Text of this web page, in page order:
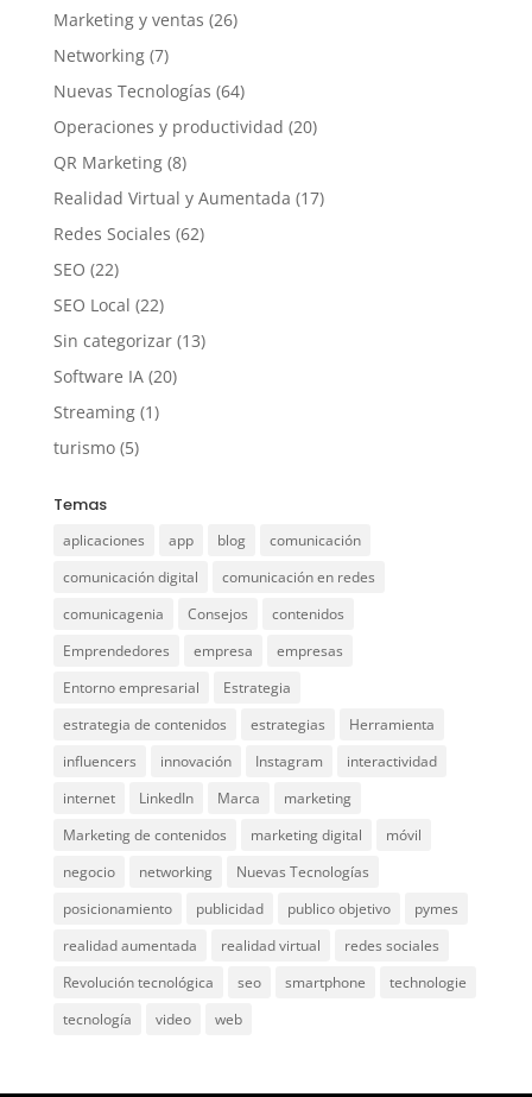
Marketing y ventas (26)
Networking(7)
Nuevas Tecnologías (64)
Operaciones y productividad (20)
QR Marketing(8)
Realidad Virtual y Aumentada (17)
Redes Sociales (62)
SEO (22)
SEO Local (22)
Sin categorizar(13)
Software IA(20)
Streaming(1)
turismo(5)
Temas
aplicaciones app blog
comunicación
comunicación digital
comunicación en redes
comunicagenia
Consejos
contenidos
Emprendedores
empresa
empresas
Entorno empresarial
Estrategia
estrategia de contenidos
estrategias
Herramienta
influencers
innovación Instagram
interactividad
internet
LinkedIn Marca
marketing
Marketing de contenidos
marketing digital
móvil
negocio
networking
Nuevas Tecnologías
posicionamiento
publicidad publico objetivo
pymes
realidad aumentada
realidad virtual
redes sociales
Revolución tecnológica
seo smartphone
technologie
tecnología
video web